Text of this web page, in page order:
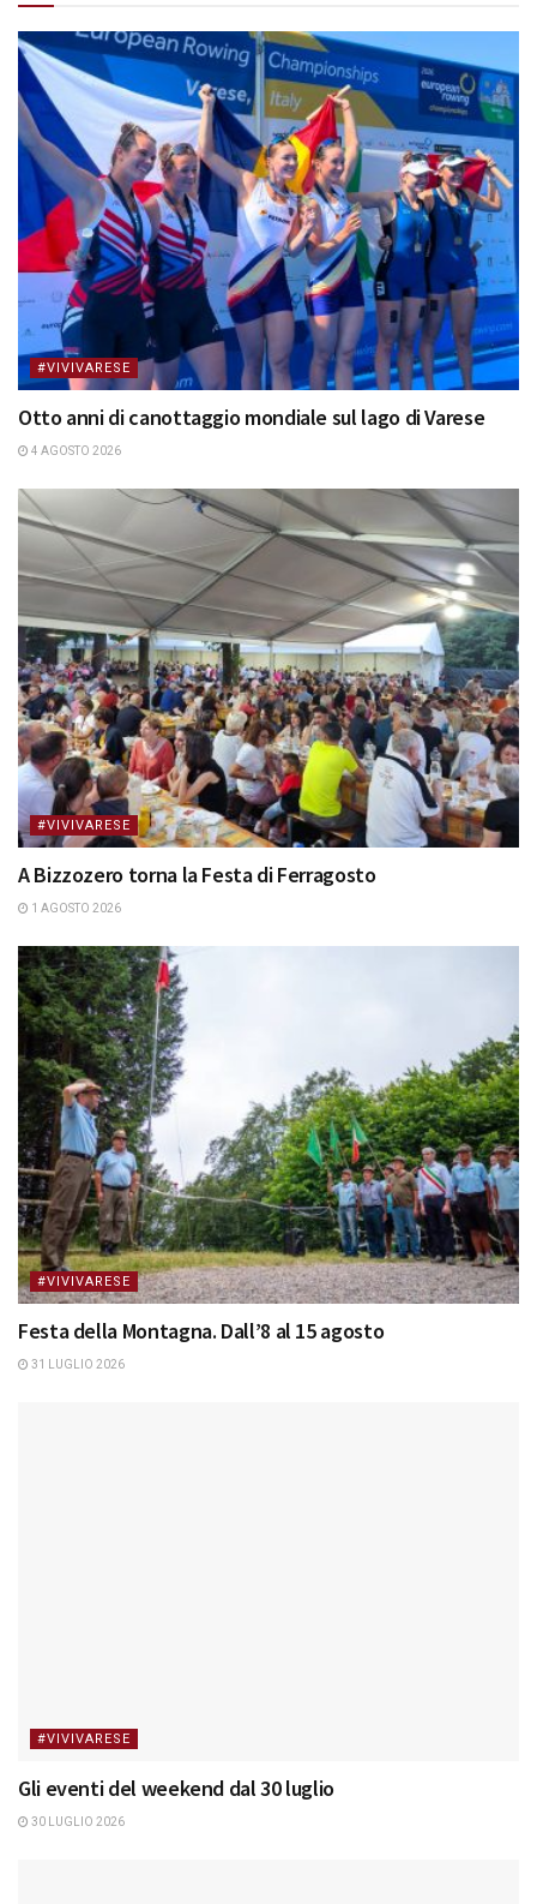
#VIVIVARESE
Otto anni di canottaggio mondiale sul lago di Varese
4 AGOSTO 2026
#VIVIVARESE
A Bizzozero torna la Festa di Ferragosto
1 AGOSTO 2026
#VIVIVARESE
Festa della Montagna. Dall’8 al 15 agosto
31 LUGLIO 2026
#VIVIVARESE
Gli eventi del weekend dal 30 luglio
30 LUGLIO 2026